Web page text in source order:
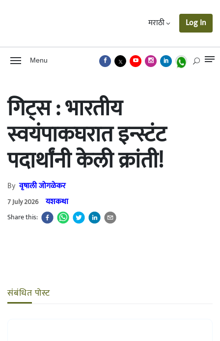
मराठी Log In
Menu
गिट्स : भारतीय
स्वयंपाकघरात इन्स्टंट
पदार्थांनी केली क्रांती!
Byवृषाली जोगळेकर
7 July 2026 यशकथा
Share this:
संबंधित पोस्ट